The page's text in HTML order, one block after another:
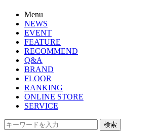
Menu
NEWS
EVENT
FEATURE
RECOMMEND
Q&A
BRAND
FLOOR
RANKING
ONLINE STORE
SERVICE
検索